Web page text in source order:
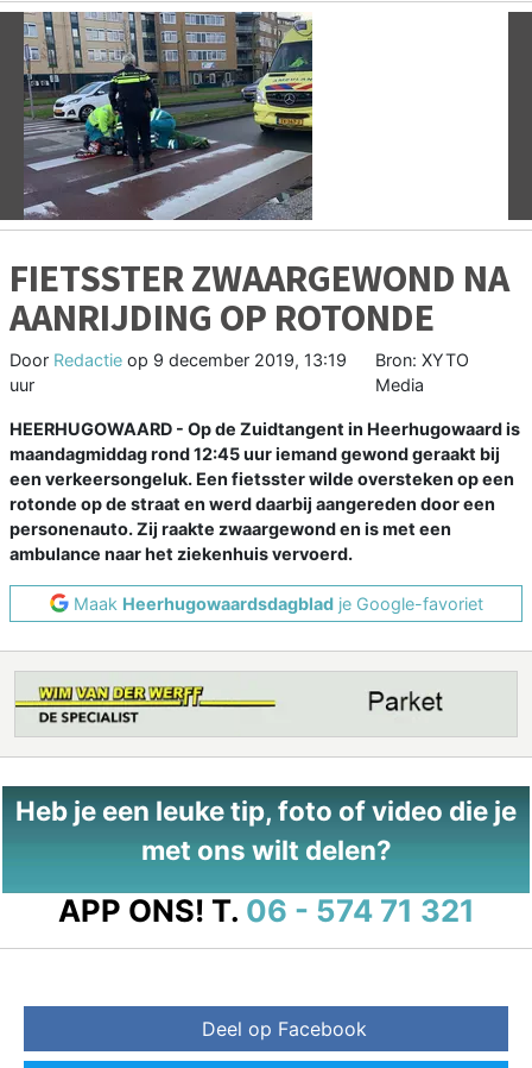
Vorige
FIETSSTER ZWAARGEWOND NA
AANRIJDING OP ROTONDE
Door Redactie op 9 december 2019, 13:19
uur
Bron: XYTO
Media
HEERHUGOWAARD - Op de Zuidtangent in Heerhugowaard is
maandagmiddag rond 12:45 uur iemand gewond geraakt bij
een verkeersongeluk. Een fietsster wilde oversteken op een
rotonde op de straat en werd daarbij aangereden door een
personenauto. Zij raakte zwaargewond en is met een
ambulance naar het ziekenhuis vervoerd.
Maak Heerhugowaardsdagbladje Google-favoriet
Heb je een leuke tip, foto of video die je
met ons wilt delen?
APP ONS! T. 06 - 574 71 321
Deel op Facebook